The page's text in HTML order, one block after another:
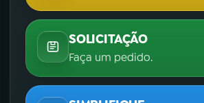
SOLICITAÇÃO
Faça um pedido.